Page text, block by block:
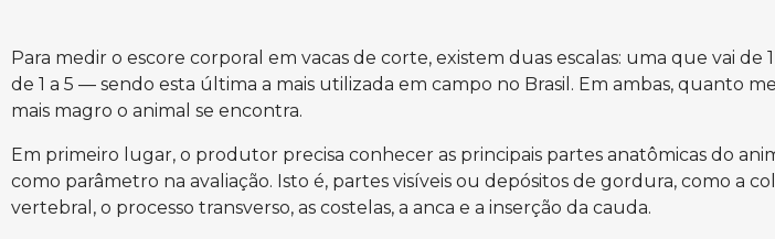
Para medir o escore corporal em vacas de corte, existem duas escalas: uma que vai de
de 1 a 5 — sendo esta última a mais utilizada em campo no Brasil. Em ambas, quanto
mais magro o animal se encontra.
Em primeiro lugar, o produtor precisa conhecer as principais partes anatômicas do
como parâmetro na avaliação. Isto é, partes visíveis ou depósitos de gordura, como a
vertebral, o processo transverso, as costelas, a anca e a inserção da cauda.